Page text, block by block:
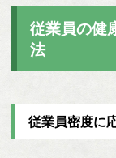
従業員の健
法
従業員密度に